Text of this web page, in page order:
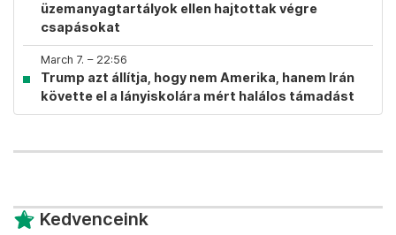
üzemanyagtartályok ellen hajtottak végre
csapásokat
March 7. – 22:56
Trump azt állítja, hogy nem Amerika, hanem Irán
követte el a lányiskolára mért halálos támadást
Kedvenceink